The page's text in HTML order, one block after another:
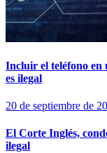
Incluir el teléfono en
es ilegal
20 de septiembre de
El Corte Inglés,
ilegal